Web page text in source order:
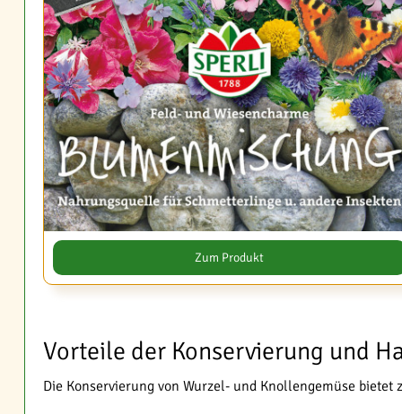
Zum Produkt
Vorteile der Konservierung und
Die Konservierung von Wurzel- und Knollengemüse bietet